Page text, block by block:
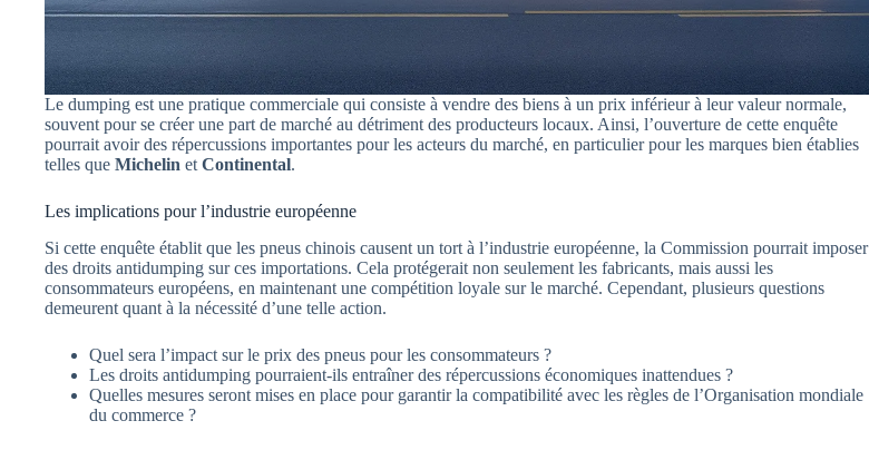
Le dumping est une pratique commerciale qui consiste à vendre des biens à un prix inférieur à leur valeur normale,
souvent pour se créer une part de marché au détriment des producteurs locaux. Ainsi, l’ouverture de cette enquête
pourrait avoir des répercussions importantes pour les acteurs du marché, en particulier pour les marques bien établies
telles que Michelin et Continental.
Les implications pour l’industrie européenne
Si cette enquête établit que les pneus chinois causent un tort à l’industrie européenne, la Commission pourrait imposer
des droits antidumping sur ces importations. Cela protégerait non seulement les fabricants, mais aussi les
consommateurs européens, en maintenant une compétition loyale sur le marché. Cependant, plusieurs questions
demeurent quant à la nécessité d’une telle action.
Quel sera l’impact sur le prix des pneus pour les consommateurs ?
Les droits antidumping pourraient-ils entraîner des répercussions économiques inattendues ?
Quelles mesures seront mises en place pour garantir la compatibilité avec les règles de l’Organisation mondiale
du commerce ?